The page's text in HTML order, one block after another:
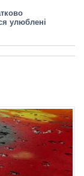
улюблені